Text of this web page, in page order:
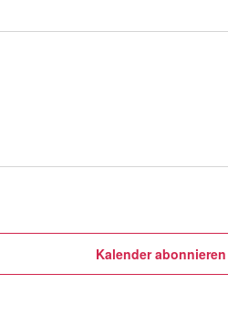
Kalender abonnieren